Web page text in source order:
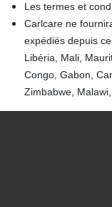
Les termes et
Carlcare ne
expédiés depuis
Libéria, Mali,
Congo, Gabon,
Zimbabwe,